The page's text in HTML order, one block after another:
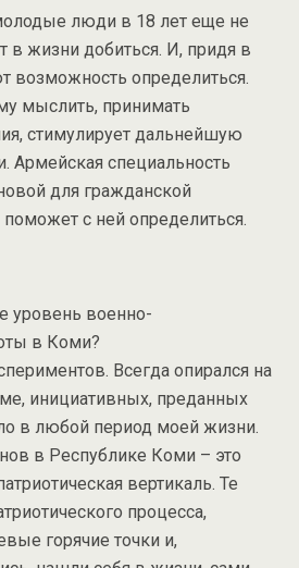
люди в 18 лет еще не
в жизни добиться. И, придя в
возможность определиться.
мыслить, принимать
стимулирует дальнейшую
Армейская специальность
для гражданской
с ней определиться.
уровень военно-
в Коми?
Всегда опирался на
инициативных, преданных
в любой период моей жизни.
в Республике Коми – это
вертикаль. Те
процесса,
горячие точки и,